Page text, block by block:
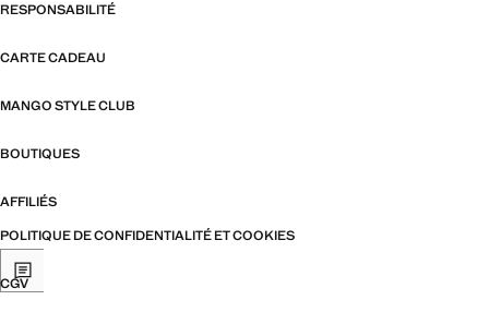
RESPONSABILITÉ
CARTE CADEAU
MANGO STYLE CLUB
BOUTIQUES
AFFILIÉS
POLITIQUE DE CONFIDENTIALITÉ ET COOKIES
CGV